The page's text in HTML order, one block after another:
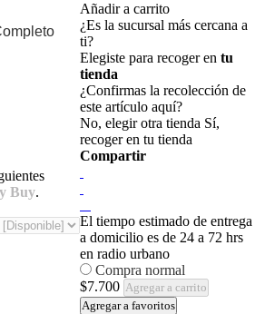
Buy.
Añadir a carrito
¿Es la sucursal más cercana a
ti?
Elegiste para recoger en tu
tienda
¿Confirmas la recolección de
este artículo aquí?
No, elegir otra tienda Sí,
recoger en tu tienda
Compartir
El tiempo estimado de entrega
a domicilio es de 24 a 72 hrs
en radio urbano
Compra normal
$7.700 Agregar a carrito
Agregar a favoritos